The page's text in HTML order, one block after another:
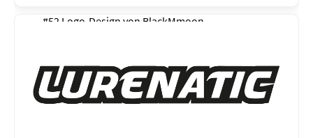
#52 Logo-Design von BlackMmoon